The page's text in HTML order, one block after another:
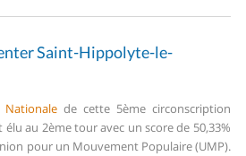
Saint-Hippolyte-le-
Nationale de cette 5ème circonscription
élu au 2ème tour avec un score de 50,33%
pour un Mouvement Populaire (UMP).